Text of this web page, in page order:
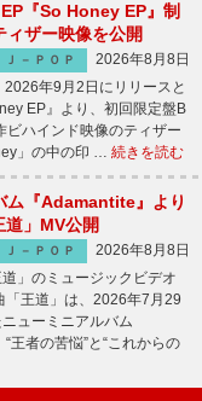
『So Honey EP』制
ィザー映像を公開
Ｊ－ＰＯＰ
2026年8月8日
年9月2日にリリースと
EP』より、初回限定盤B
ビハインド映像のティザー
」の中の印 … 続きを読む
ム『Adamantite』より
」MV公開
Ｊ－ＰＯＰ
2026年8月8日
」のミュージックビデオ
王道」は、2026年7月29
ューミニアルバム
王者の苦悩”と“これからの